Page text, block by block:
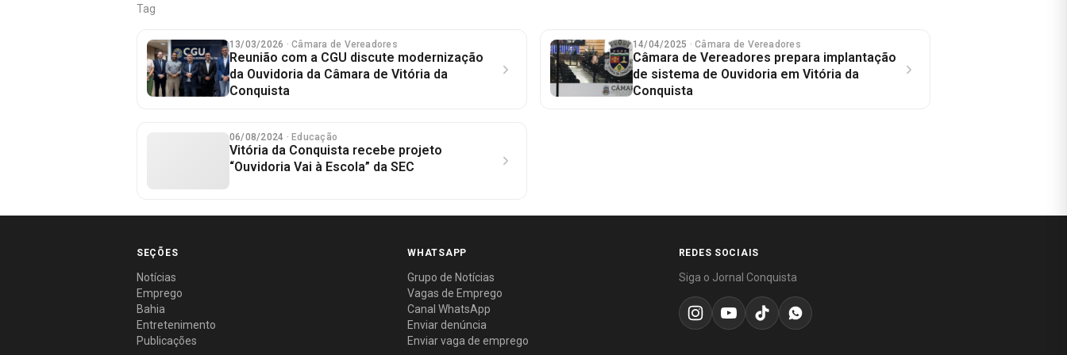
Tag
13/03/2026 · Câmara de Vereadores
Reunião com a CGU discute modernização
da Ouvidoria da Câmara de Vitória da
Conquista
14/04/2025 · Câmara de Vereadores
Câmara de Vereadores prepara implantação
de sistema de Ouvidoria em Vitória da
Conquista
06/08/2024 · Educação
Vitória da Conquista recebe projeto
“Ouvidoria Vai à Escola” da SEC
SEÇÕES
Notícias
Emprego
Bahia
Entretenimento
Publicações
WHATSAPP
Grupo de Notícias
Vagas de Emprego
Canal WhatsApp
Enviar denúncia
Enviar vaga de emprego
REDES SOCIAIS
Siga o Jornal Conquista